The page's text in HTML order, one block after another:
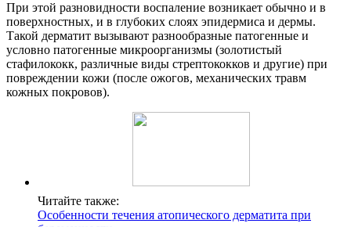
При этой разновидности воспаление возникает обычно и в
поверхностных, и в глубоких слоях эпидермиса и дермы.
Такой дерматит вызывают разнообразные патогенные и
условно патогенные микроорганизмы (золотистый
стафилококк, различные виды стрептококков и другие) при
повреждении кожи (после ожогов, механических травм
кожных покровов).
Читайте также:
Особенности течения атопического дерматита при